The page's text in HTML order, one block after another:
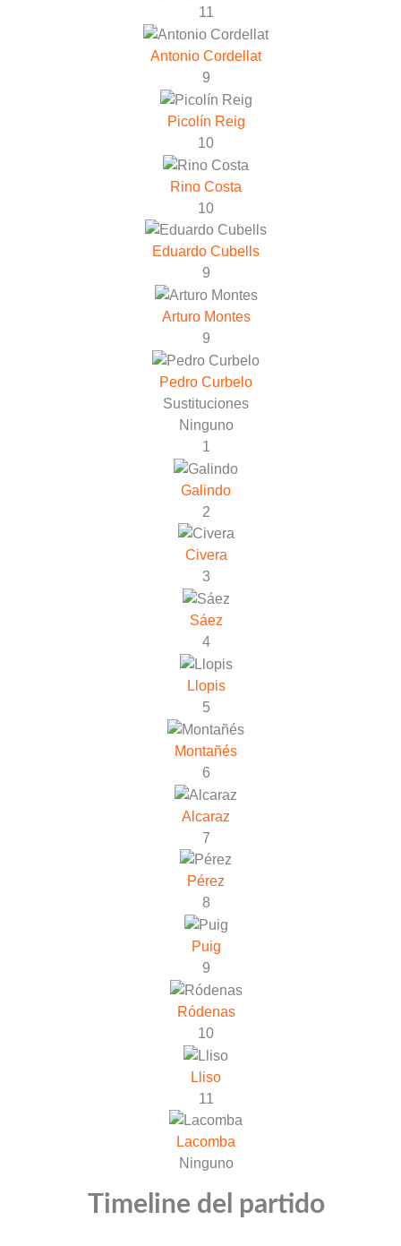
11
Antonio Cordellat
9
Picolín Reig
10
Rino Costa
10
Eduardo Cubells
9
Arturo Montes
9
Pedro Curbelo
Sustituciones
Ninguno
1
Galindo
2
Civera
3
Sáez
4
Llopis
5
Montañés
6
Alcaraz
7
Pérez
8
Puig
9
Ródenas
10
Lliso
11
Lacomba
Ninguno
Timeline del partido